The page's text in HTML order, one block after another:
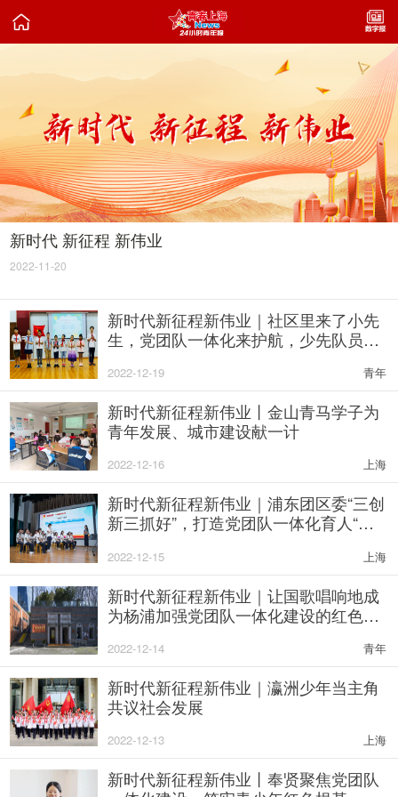

新时代 新征程 新伟业
2022-11-20
新时代新征程新伟业｜社区里来了小先
生，党团队一体化来护航，少先队员和
2022-12-19 青年
新时代新征程新伟业丨金山青马学子为
青年发展、城市建设献一计
2022-12-16 上海
新时代新征程新伟业｜浦东团区委“三创
新三抓好”，打造党团队一体化育人“引
2022-12-15 上海
新时代新征程新伟业｜让国歌唱响地成
为杨浦加强党团队一体化建设的红色地
2022-12-14 青年
新时代新征程新伟业｜瀛洲少年当主角
共议社会发展
2022-12-13 上海
​新时代新征程新伟业丨奉贤聚焦党团队